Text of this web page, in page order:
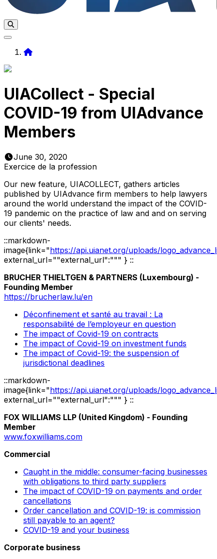
UIACollect - Special
COVID-19 from UIAdvance
Members
June 30, 2020
Exercice de la profession
Our new feature, UIACOLLECT, gathers articles
published by UIAdvance firm members to help lawyers
around the world understand the impact of the COVID-
19 pandemic on the practice of law and and on serving
our clients' needs.
::markdown-
image{link="https://api.uianet.org/uploads/
external_url=""external_url":""" } ::
BRUCHER THIELTGEN & PARTNERS (Luxembourg) -
Founding Member
https://brucherlaw.lu/en
Déconfinement et santé au travail : La
responsabilité de l’employeur en question
The impact of Covid-19 on contracts
The impact of Covid-19 on investment funds
The impact of Covid-19: the suspension of
jurisdictional deadlines
::markdown-
image{link="https://api.uianet.org/uploads/
external_url=""external_url":""" } ::
FOX WILLIAMS LLP (United Kingdom) - Founding
Member
www.foxwilliams.com
Commercial
Caught in the middle: consumer-facing businesses
with obligations to third party suppliers
The impact of COVID-19 on payments and order
cancellations
Order cancellation and COVID-19: is commission
still payable to an agent?
COVID-19 and your business
Corporate business